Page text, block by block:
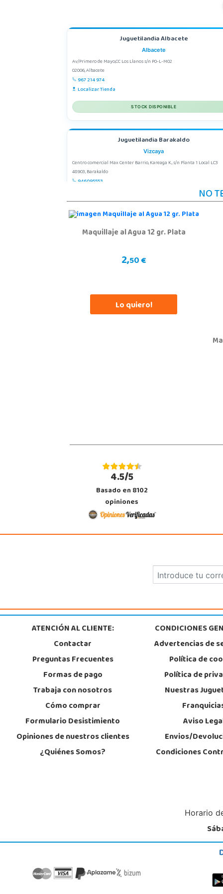
Juguetilandia Albacete
Albacete
Av/Primero de Mayo,CC Los Llanos s/n P0-L-M02
02006, Albacete
967 214 974
Localizar Tienda
STOCK DISPONIBLE
Juguetilandia Barakaldo
Vizcaya
Centro comercial Max Center Barrio, Kareaga K., s/n Planta 1 Local LC3
48903, Barakaldo
946095553
Localizar Tienda
Juguetilandia Murcia
C/ Victor Garrigos, nº 15, Parque Comercial Thader
Localizar Tienda
STOCK DISPONIBLE
C/ Santiago de Compostela, 14 - Carretera Alicum (Las Salinas)
Juguetilandia Valencia Gran Turia
Plaza de Europa s/n, C.C. Gran Túria, Local 2 022
694 91 82 69
Localizar Tienda
NO
Maquillaje al Agua 12 gr. Plata
2,50 €
Lo quiero!
4.5/5
Basado en 8102
opiniones
ATENCIÓN AL CLIENTE:
Contactar
Preguntas Frecuentes
Formas de pago
Trabaja con nosotros
Cómo comprar
Formulario Desistimiento
Opiniones de nuestros clientes
¿Quiénes Somos?
CONDICIONES
Advertencias de
Política de
Política de
Nuestras
Aviso
Envios/
Condiciones
Horario